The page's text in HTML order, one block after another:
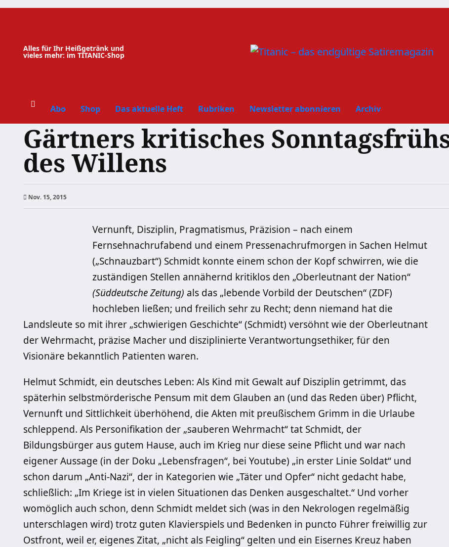
Zum
Alles für Ihr Heißgetränk und
vieles mehr: im TITANIC-Shop
Abo Shop Das aktuelle Heft Rubriken Newsletter abonnieren Archiv
Gärtners kritisches
des Willens
Nov. 15, 2015
Vernunft, Disziplin, Pragmatismus, Präzision – nach einem
Fernsehnachrufabend und einem Pressenachrufmorgen in Sachen Helmut
(„Schnauzbart“) Schmidt konnte einem schon der Kopf schwirren, wie die
zuständigen Stellen annähernd kritiklos den „Oberleutnant der Nation“
(Süddeutsche Zeitung) als das „lebende Vorbild der Deutschen“ (ZDF)
hochleben ließen; und freilich sehr zu Recht; denn niemand hat die
Landsleute so mit ihrer „schwierigen Geschichte“ (Schmidt) versöhnt wie der Oberleutnant
der Wehrmacht, präzise Macher und disziplinierte Verantwortungsethiker, für den
Visionäre bekanntlich Patienten waren.
Helmut Schmidt, ein deutsches Leben: Als Kind mit Gewalt auf Disziplin getrimmt, das
späterhin selbstmörderische Pensum mit dem Glauben an (und das Reden über) Pflicht,
Vernunft und Sittlichkeit überhöhend, die Akten mit preußischem Grimm in die Urlaube
schleppend. Als Personifikation der „sauberen Wehrmacht“ tat Schmidt, der
Bildungsbürger aus gutem Hause, auch im Krieg nur diese seine Pflicht und war nach
eigener Aussage (in der Doku „Lebensfragen“, bei Youtube) „in erster Linie Soldat“ und
schon darum „Anti-Nazi“, der in Kategorien wie „Täter und Opfer“ nicht gedacht habe,
schließlich: „Im Kriege ist in vielen Situationen das Denken ausgeschaltet.“ Und vorher
womöglich auch schon, denn Schmidt meldet sich (was in den Nekrologen regelmäßig
unterschlagen wird) trotz guten Klavierspiels und Bedenken in puncto Führer freiwillig zur
Ostfront, weil er, eigenes Zitat, „nicht als Feigling“ gelten und ein Eisernes Kreuz haben